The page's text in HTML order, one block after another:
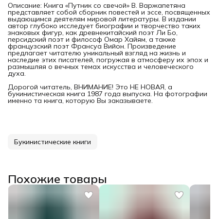
Описание: Книга «Путник со свечой» В. Варжапетяна
представляет собой сборник повестей и эссе, посвященных
выдающимся деятелям мировой литературы. В издании
автор глубоко исследует биографии и творчество таких
знаковых фигур, как древнекитайский поэт Ли Бо,
персидский поэт и философ Омар Хайям, а также
французский поэт Франсуа Вийон. Произведение
предлагает читателю уникальный взгляд на жизнь и
наследие этих писателей, погружая в атмосферу их эпох и
размышляя о вечных темах искусства и человеческого
духа.
Дорогой читатель, ВНИМАНИЕ! Это НЕ НОВАЯ, а
букинистическая книга 1987 года выпуска. На фотографии
именно та книга, которую Вы заказываете.
Букинистические книги
Похожие товары